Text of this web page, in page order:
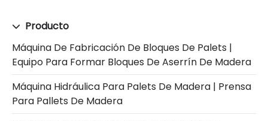
Producto
Máquina De Fabricación De Bloques De Palets |
Equipo Para Formar Bloques De Aserrín De Madera
Máquina Hidráulica Para Palets De Madera | Prensa
Para Pallets De Madera